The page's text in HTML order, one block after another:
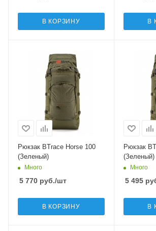
В КОРЗИНУ В
Рюкзак BTrace Horse 100
(Зеленый)
Много
5 770 руб./шт
В КОРЗИНУ
Рюкзак
(Зеленый)
Много
5 495
В